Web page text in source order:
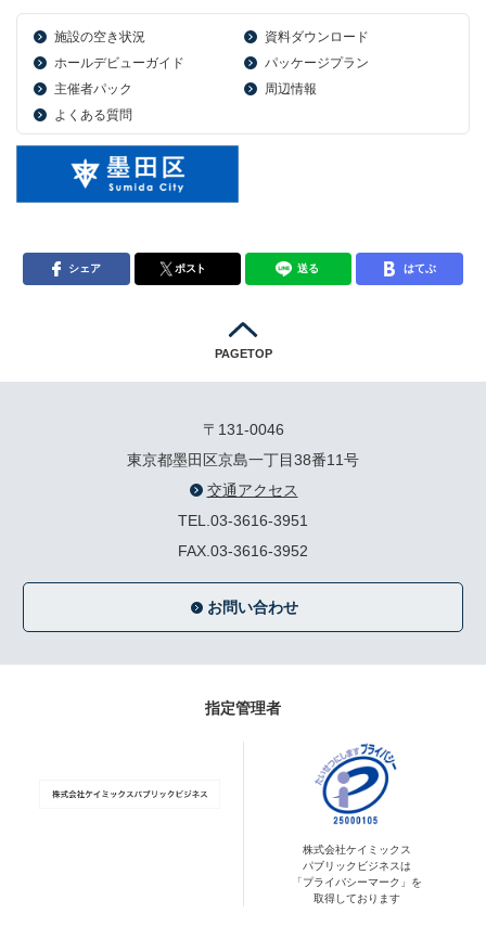
施設の空き状況
資料ダウンロード
ホールデビューガイド
パッケージプラン
主催者パック
周辺情報
よくある質問
シェア ポスト 送る はてぶ
PAGETOP
〒131-0046
東京都墨田区京島一丁目38番11号
交通アクセス
TEL.03-3616-3951
FAX.03-3616-3952
お問い合わせ
指定管理者
株式会社ケイミックス
パブリックビジネスは
「プライバシーマーク」を
取得しております